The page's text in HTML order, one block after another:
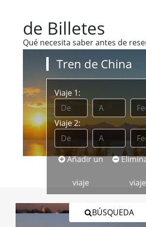
de Billetes
Qué necesita saber antes de
Tren de China
Viaje 1:
Viaje 2:
Añadir un
viaje viaje
BÚSQUEDA